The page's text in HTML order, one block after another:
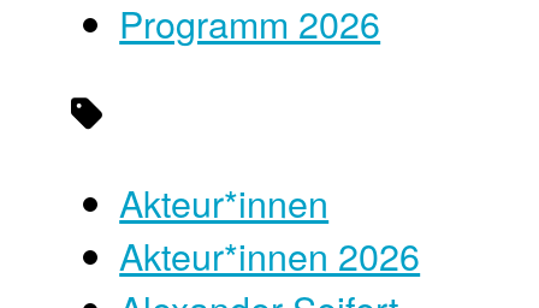
Programm 2026
Akteur*innen
Akteur*innen 2026